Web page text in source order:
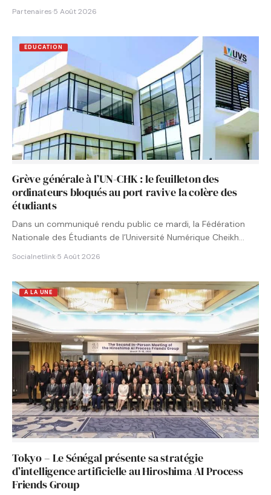
Partenaires·5 Août 2026
EDUCATION
Grève générale à l’UN-CHK : le feuilleton des
ordinateurs bloqués au port ravive la colère des
étudiants
Dans un communiqué rendu public ce mardi, la Fédération
Nationale des Étudiants de l’Université Numérique Cheikh
Socialnetlink·5 Août 2026
A LA UNE
Tokyo – Le Sénégal présente sa stratégie
d’intelligence artificielle au Hiroshima AI Process
Friends Group